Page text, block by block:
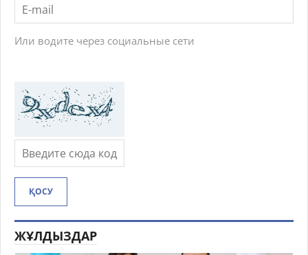
Или водите через социальные сети
ҚОСУ
ЖҰЛДЫЗДАР